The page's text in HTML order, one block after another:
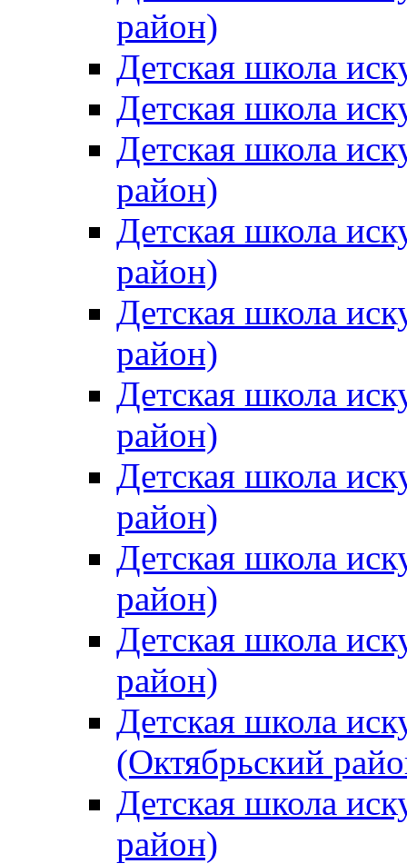
район)
Детская школа
Детская школа
Детская школа
район)
Детская школа
район)
Детская школа
район)
Детская школа
район)
Детская школа
район)
Детская школа
район)
Детская школа
район)
Детская школа
(Октябрьский
Детская школа
район)